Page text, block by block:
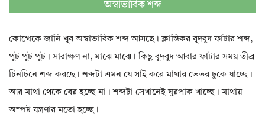
অস্বাভাবিক শব্দ
কোত্থেকে জানি খুব অস্বাভাবিক শব্দ আসছে। ক্লান্তিকর বুদবুদ ফাটার শব্দ,
পুট পুট পুট। সারাক্ষণ না, মাঝে মাঝে। কিছু বুদবুদ আবার ফাটার সময় তীব্র
চিনচিনে শব্দ করছে। শব্দটা এমন যে সাই করে মাথার ভেতর ঢুকে যাচ্ছে।
আর মাথা থেকে বের হচ্ছে না। শব্দটা সেখানেই ঘুরপাক খাচ্ছে। মাথায়
অস্পষ্ট যন্ত্রণার মতো হচ্ছে।